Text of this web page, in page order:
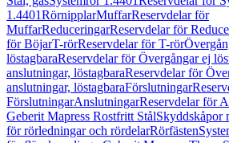
1.4401RörnipplarMuffarReservdelar för
MuffarReduceringarReservdelar för
för BöjarT-rörReservdelar för T-rör
löstagbaraReservdelar för Övergångar ej
anslutningar, löstagbaraReservdelar för
anslutningar, löstagbaraFörslutningar
FörslutningarAnslutningarReservdelar för
Geberit Mapress Rostfritt StålSkyddskåpor
för rörledningar och rördelarRörfästen